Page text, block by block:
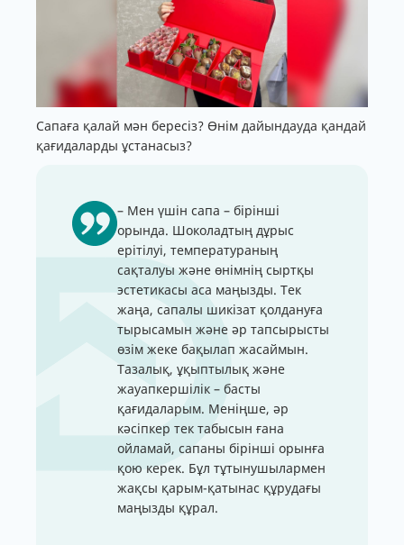
Сапаға қалай мән бересіз? Өнім дайындауда қандай
қағидаларды ұстанасыз?
– Мен үшін сапа – бірінші
орында. Шоколадтың дұрыс
ерітілуі, температураның
сақталуы және өнімнің сыртқы
эстетикасы аса маңызды. Тек
жаңа, сапалы шикізат қолдануға
тырысамын және әр тапсырысты
өзім жеке бақылап жасаймын.
Тазалық, ұқыптылық және
жауапкершілік – басты
қағидаларым. Меніңше, әр
кәсіпкер тек табысын ғана
ойламай, сапаны бірінші орынға
қою керек. Бұл тұтынушылармен
жақсы қарым-қатынас құрудағы
маңызды құрал.